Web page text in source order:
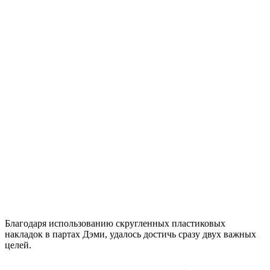
Благодаря использованию скругленных пластиковых
накладок в партах Дэми, удалось достичь сразу двух важных
целей.